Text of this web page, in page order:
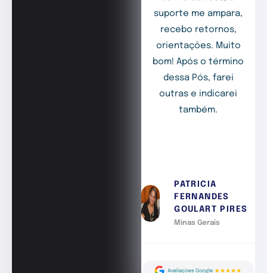
suporte me ampara,
recebo retornos,
orientações. Muito
bom! Após o término
dessa Pós, farei
outras e indicarei
também.
PATRICIA
FERNANDES
GOULART PIRES
Minas Gerais